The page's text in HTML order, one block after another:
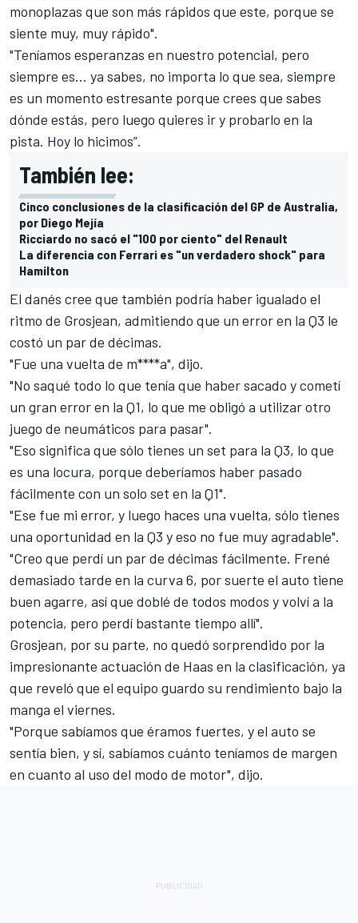
monoplazas que son más rápidos que este, porque se
siente muy, muy rápido".
"Teníamos esperanzas en nuestro potencial, pero
siempre es... ya sabes, no importa lo que sea, siempre
es un momento estresante porque crees que sabes
dónde estás, pero luego quieres ir y probarlo en la
pista. Hoy lo hicimos”.
También lee:
Cinco conclusiones de la clasificación del GP de Australia,
por Diego Mejía
Ricciardo no sacó el "100 por ciento" del Renault
La diferencia con Ferrari es "un verdadero shock" para
Hamilton
El danés cree que también podría haber igualado el
ritmo de Grosjean, admitiendo que un error en la Q3 le
costó un par de décimas.
"Fue una vuelta de m****a", dijo.
"No saqué todo lo que tenía que haber sacado y cometí
un gran error en la Q1, lo que me obligó a utilizar otro
juego de neumáticos para pasar".
"Eso significa que sólo tienes un set para la Q3, lo que
es una locura, porque deberíamos haber pasado
fácilmente con un solo set en la Q1".
"Ese fue mi error, y luego haces una vuelta, sólo tienes
una oportunidad en la Q3 y eso no fue muy agradable".
"Creo que perdí un par de décimas fácilmente. Frené
demasiado tarde en la curva 6, por suerte el auto tiene
buen agarre, así que doblé de todos modos y volví a la
potencia, pero perdí bastante tiempo allí".
Grosjean, por su parte, no quedó sorprendido por la
impresionante actuación de Haas en la clasificación, ya
que reveló que el equipo guardo su rendimiento bajo la
manga el viernes.
"Porque sabíamos que éramos fuertes, y el auto se
sentía bien, y sí, sabíamos cuánto teníamos de margen
en cuanto al uso del modo de motor", dijo.